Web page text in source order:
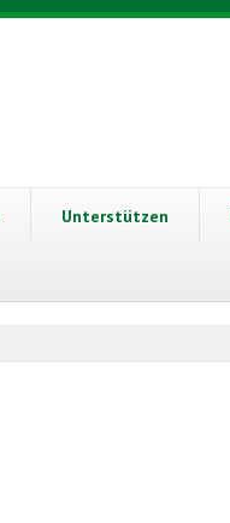
Unterstützen